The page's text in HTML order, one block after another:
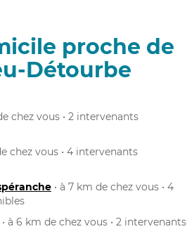
proche de
Détourbe
chez vous • 2 intervenants
chez vous • 4 intervenants
• à 7 km de chez vous • 4
• à 6 km de chez vous • 2 intervenants